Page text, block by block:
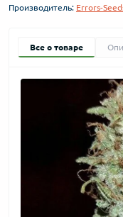
Производитель: Errors-
Все о товаре